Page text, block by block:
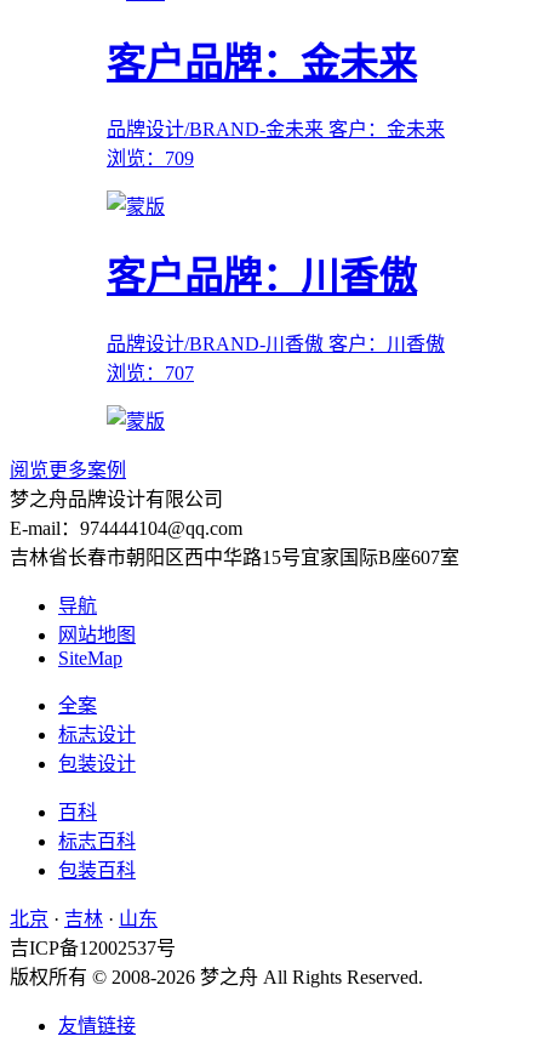
客户品牌：金未来
品牌设计/BRAND-金未来 客户：金未来
浏览：709
客户品牌：川香傲
品牌设计/BRAND-川香傲 客户：川香傲
浏览：707
阅览更多案例
梦之舟品牌设计有限公司
E-mail：974444104@qq.com
吉林省长春市朝阳区西中华路15号宜家国际B座607室
导航
网站地图
SiteMap
全案
标志设计
包装设计
百科
标志百科
包装百科
北京 · 吉林 · 山东
吉ICP备12002537号
版权所有 © 2008-2026 梦之舟 All Rights Reserved.
友情链接